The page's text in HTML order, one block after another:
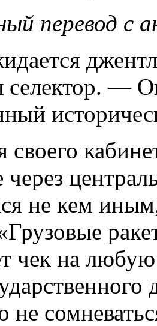
перевод с
—
своего
через
не кем
чек на
не